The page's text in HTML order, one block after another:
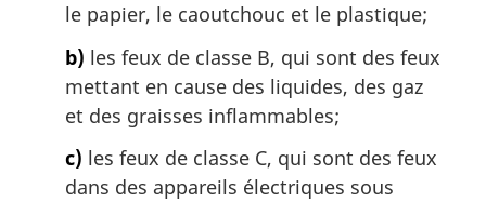
le papier, le caoutchouc et le plastique;
b) les feux de classe B, qui sont des feux
mettant en cause des liquides, des gaz
et des graisses inflammables;
c) les feux de classe C, qui sont des feux
dans des appareils électriques sous